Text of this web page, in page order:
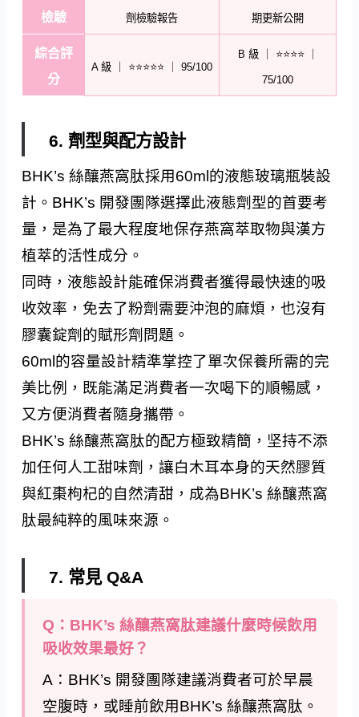
檢驗
劑檢驗報告 期更新公開
綜合評
分
A 級 ｜ ⭐⭐⭐⭐⭐ ｜ 95/100
B 級 ｜ ⭐⭐⭐⭐ ｜
75/100
6. 劑型與配方設計
BHK’s 絲釀燕窩肽採用60ml的液態玻璃瓶裝設
計。BHK’s 開發團隊選擇此液態劑型的首要考
量，是為了最大程度地保存燕窩萃取物與漢方
植萃的活性成分。
同時，液態設計能確保消費者獲得最快速的吸
收效率，免去了粉劑需要沖泡的麻煩，也沒有
膠囊錠劑的賦形劑問題。
60ml的容量設計精準掌控了單次保養所需的完
美比例，既能滿足消費者一次喝下的順暢感，
又方便消費者隨身攜帶。
BHK’s 絲釀燕窩肽的配方極致精簡，坚持不添
加任何人工甜味劑，讓白木耳本身的天然膠質
與紅棗枸杞的自然清甜，成為BHK’s 絲釀燕窩
肽最純粹的風味來源。
7. 常見 Q&A
Q：BHK’s 絲釀燕窩肽建議什麼時候飲用
吸收效果最好？
A：BHK’s 開發團隊建議消費者可於早晨
空腹時，或睡前飲用BHK’s 絲釀燕窩肽。